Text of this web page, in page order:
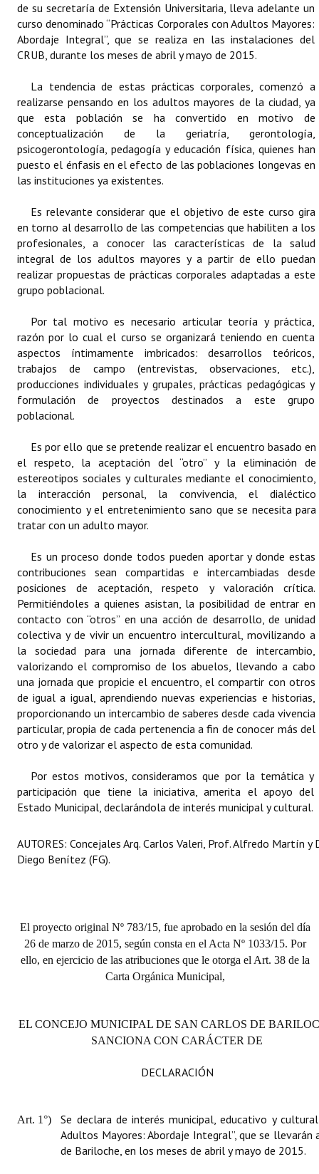
Ejecución Presupuestaria
Actas de Audiencias Públicas
Comunicaciones
Declaraciones
Resoluciones
INSTITUCIONAL
Antiguos Pobladores
Noticias Destacadas
Registros y Distinciones
Datos Históricos
Premio al Mérito - Registro
Audiencias Públicas - Registro
Periodistas Decanos - Registro
Ciudadano Ilustre - Registro
Banca del Vecino - Registro
Huéspedes de Honor - Registro
Antiguos Pobladores - Registro
Reconocimientos - Registro
Bariloche, Municipio intercultural
Entrega de distinciones
REFORMA DE LA CARTA ORGÁNICA
de su secretaría de Extensión Universitaria, lleva adelante un
curso denominado “Prácticas Corporales con Adultos Mayores:
Abordaje Integral”, que se realiza en las instalaciones del
CRUB, durante los meses de abril y mayo de 2015.
La tendencia de estas prácticas corporales, comenzó a
realizarse pensando en los adultos mayores de la ciudad, ya
que esta población se ha convertido en motivo de
conceptualización de la geriatría, gerontología,
psicogerontología, pedagogía y educación física, quienes han
puesto el énfasis en el efecto de las poblaciones longevas en
las instituciones ya existentes.
Es relevante considerar que el objetivo de este curso gira
en torno al desarrollo de las competencias que habiliten a los
profesionales, a conocer las características de la salud
integral de los adultos mayores y a partir de ello puedan
realizar propuestas de prácticas corporales adaptadas a este
grupo poblacional.
Por tal motivo es necesario articular teoría y práctica,
razón por lo cual el curso se organizará teniendo en cuenta
aspectos íntimamente imbricados: desarrollos teóricos,
trabajos de campo (entrevistas, observaciones, etc.),
producciones individuales y grupales, prácticas pedagógicas y
formulación de proyectos destinados a este grupo
poblacional.
Es por ello que se pretende realizar el encuentro basado en
el respeto, la aceptación del “otro” y la eliminación de
estereotipos sociales y culturales mediante el conocimiento,
la interacción personal, la convivencia, el dialéctico
conocimiento y el entretenimiento sano que se necesita para
tratar con un adulto mayor.
Es un proceso donde todos pueden aportar y donde estas
contribuciones sean compartidas e intercambiadas desde
posiciones de aceptación, respeto y valoración crítica.
Permitiéndoles a quienes asistan, la posibilidad de entrar en
contacto con “otros” en una acción de desarrollo, de unidad
colectiva y de vivir un encuentro intercultural, movilizando a
la sociedad para una jornada diferente de intercambio,
valorizando el compromiso de los abuelos, llevando a cabo
una jornada que propicie el encuentro, el compartir con otros
de igual a igual, aprendiendo nuevas experiencias e historias,
proporcionando un intercambio de saberes desde cada vivencia
particular, propia de cada pertenencia a fin de conocer más del
otro y de valorizar el aspecto de esta comunidad.
Por estos motivos, consideramos que por la temática y
participación que tiene la iniciativa, amerita el apoyo del
Estado Municipal, declarándola de interés municipal y cultural.
AUTORES: Concejales Arq. Carlos Valeri, Prof. Alfredo Martín y
Diego Benítez (FG).
El proyecto original Nº 783/15, fue aprobado en la sesión del día
26 de marzo de 2015, según consta en el Acta Nº 1033/15. Por
ello, en ejercicio de las atribuciones que le otorga el Art. 38 de la
Carta Orgánica Municipal,
EL CONCEJO MUNICIPAL DE SAN CARLOS DE
SANCIONA CON CARÁCTER DE
DECLARACIÓN
Art. 1°)
Se declara de interés municipal, educativo y
Adultos Mayores: Abordaje Integral”, que se llevarán
de Bariloche, en los meses de abril y mayo de 2015.